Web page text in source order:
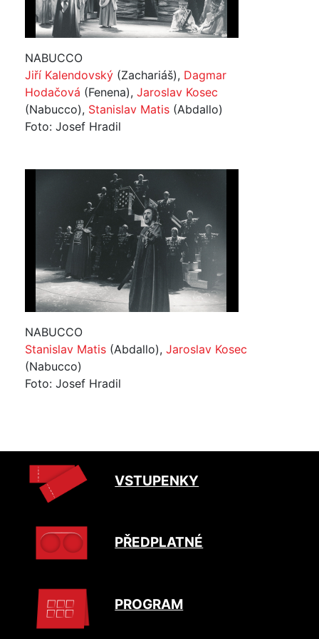
NABUCCO
Jiří Kalendovský (Zachariáš), Dagmar
Hodačová (Fenena), Jaroslav Kosec
(Nabucco), Stanislav Matis (Abdallo)
Foto: Josef Hradil
NABUCCO
Stanislav Matis (Abdallo), Jaroslav Kosec
(Nabucco)
Foto: Josef Hradil
VSTUPENKY
PŘEDPLATNÉ
PROGRAM